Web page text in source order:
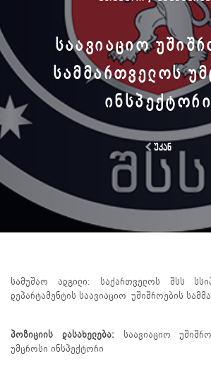
ᲡᲐᲐᲕᲘᲐᲪᲘᲝ
ᲡᲐᲛᲛᲐᲠᲗᲕᲔᲚᲝᲡ
ᲘᲜᲡᲞᲔᲥᲢᲝᲠᲘ
უკან
სამუშაო ადგილი: საქართველოს შსს
დეპარტამენტის საავიაციო უშიშროების
პოზიციის დასახელება: საავიაციო
უმცროსი ინსპექტორი